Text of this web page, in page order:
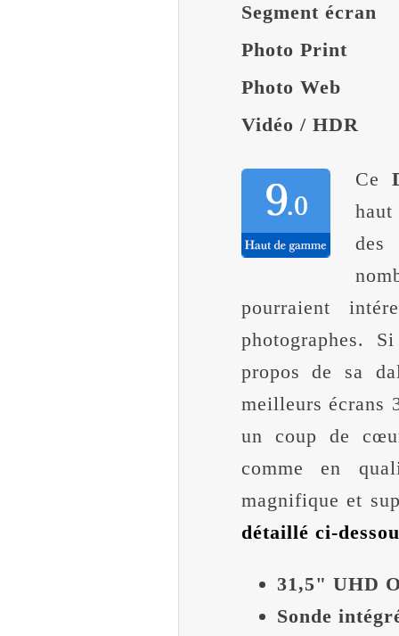
Segment écran
Photo Print
Photo Web
Vidéo / HDR
Ce
pourraient
photographes.
propos de sa
meilleurs écrans
un coup de
comme en
magnifique et
détaillé ci-
31,5" UHD
Sonde